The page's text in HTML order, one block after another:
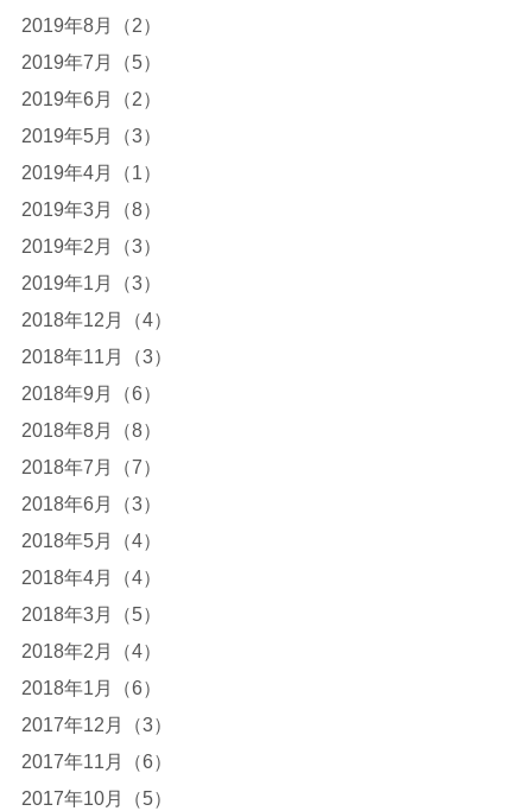
2019年8月（2）
2019年7月（5）
2019年6月（2）
2019年5月（3）
2019年4月（1）
2019年3月（8）
2019年2月（3）
2019年1月（3）
2018年12月（4）
2018年11月（3）
2018年9月（6）
2018年8月（8）
2018年7月（7）
2018年6月（3）
2018年5月（4）
2018年4月（4）
2018年3月（5）
2018年2月（4）
2018年1月（6）
2017年12月（3）
2017年11月（6）
2017年10月（5）